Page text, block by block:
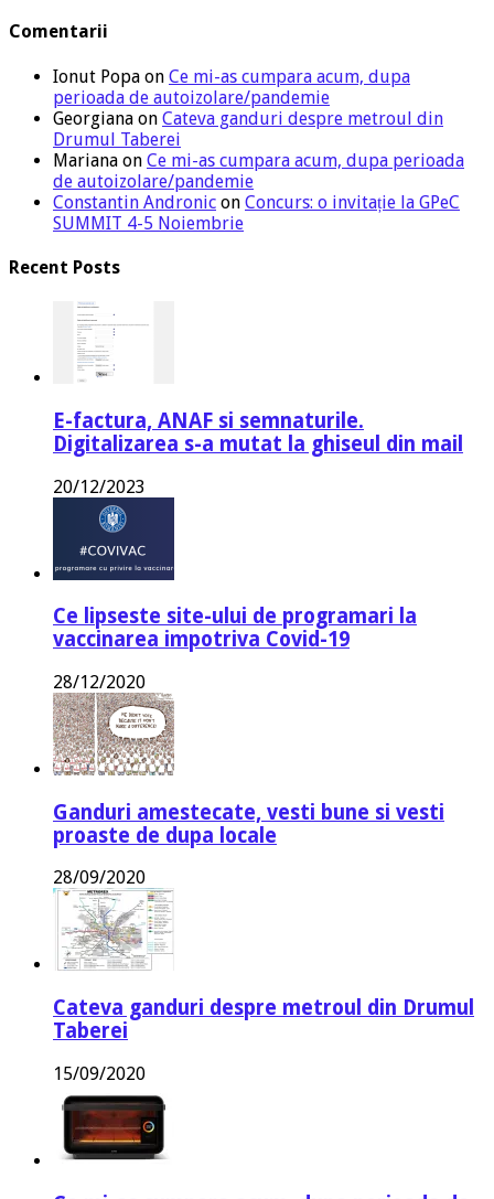
Comentarii
Ionut Popa on Ce mi-as cumpara acum, dupa
perioada de autoizolare/pandemie
Georgiana on Cateva ganduri despre metroul din
Drumul Taberei
Mariana on Ce mi-as cumpara acum, dupa perioada
de autoizolare/pandemie
Constantin Andronic on Concurs: o invitație la GPeC
SUMMIT 4-5 Noiembrie
Recent Posts
E-factura, ANAF si semnaturile.
Digitalizarea s-a mutat la ghiseul din mail
20/12/2023
Ce lipseste site-ului de programari la
vaccinarea impotriva Covid-19
28/12/2020
Ganduri amestecate, vesti bune si vesti
proaste de dupa locale
28/09/2020
Cateva ganduri despre metroul din Drumul
Taberei
15/09/2020